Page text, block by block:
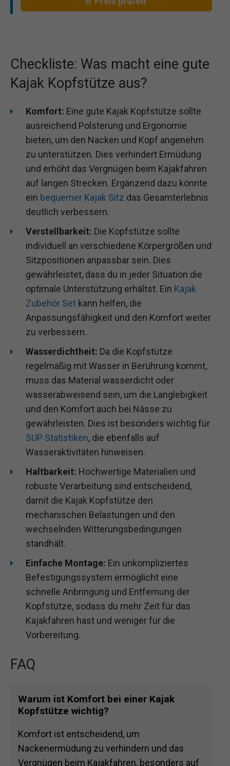
Checkliste: Was macht eine gute
Kajak Kopfstütze aus?
Komfort: Eine gute Kajak Kopfstütze sollte
ausreichend Polsterung und Ergonomie
bieten, um den Nacken und Kopf angenehm
zu unterstützen. Dies verhindert Ermüdung
und erhöht das Vergnügen beim Kajakfahren
auf langen Strecken. Ergänzend dazu könnte
ein bequemer Kajak Sitz das Gesamterlebnis
deutlich verbessern.
Verstellbarkeit: Die Kopfstütze sollte
individuell an verschiedene Körpergrößen und
Sitzpositionen anpassbar sein. Dies
gewährleistet, dass du in jeder Situation die
optimale Unterstützung erhältst. Ein Kajak
Zubehör Set kann helfen, die
Anpassungsfähigkeit und den Komfort weiter
zu verbessern.
Wasserdichtheit: Da die Kopfstütze
regelmäßig mit Wasser in Berührung kommt,
muss das Material wasserdicht oder
wasserabweisend sein, um die Langlebigkeit
und den Komfort auch bei Nässe zu
gewährleisten. Dies ist besonders wichtig für
SUP Statistiken, die ebenfalls auf
Wasseraktivitäten hinweisen.
Haltbarkeit: Hochwertige Materialien und
robuste Verarbeitung sind entscheidend,
damit die Kajak Kopfstütze den
mechanischen Belastungen und den
wechselnden Witterungsbedingungen
standhält.
Einfache Montage: Ein unkompliziertes
Befestigungssystem ermöglicht eine
schnelle Anbringung und Entfernung der
Kopfstütze, sodass du mehr Zeit für das
Kajakfahren hast und weniger für die
Vorbereitung.
FAQ
Warum ist Komfort bei einer Kajak
Kopfstütze wichtig?
Komfort ist entscheidend, um
Nackenermüdung zu verhindern und das
Vergnügen beim Kajakfahren, besonders auf